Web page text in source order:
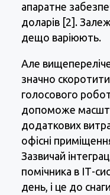
апаратне
доларів [2].
дещо варіюють.
Але
значно
голосового
допоможе
додаткових
офісні
Зазвичай
помічника в ІТ-
день, і це до